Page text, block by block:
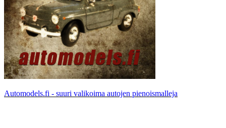
Automodels.fi - suuri valikoima autojen pienoismalleja